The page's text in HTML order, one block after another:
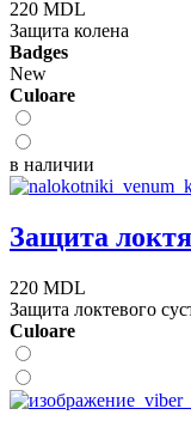
220 MDL
Защита колена
Badges
New
Сuloare
в наличии
Защита локтя
220 MDL
Защита локтевого
Сuloare